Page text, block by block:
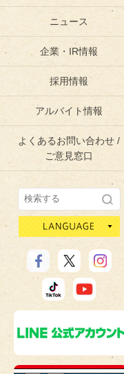
ニュース
企業・IR情報
採用情報
アルバイト情報
よくあるお問い合わせ /
ご意見窓口